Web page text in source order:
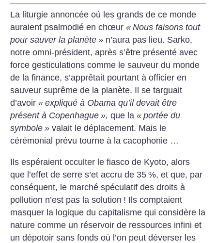
La liturgie annoncée où les grands de ce monde
auraient psalmodié en chœur« Nous faisons tout
pour sauver la planète » n’aura pas lieu. Sarko,
notre omni-président, après s’être présenté avec
force gesticulations comme le sauveur du monde
de la finance, s’apprêtait pourtant à officier en
sauveur suprême de la planète. Il se targuait
d’avoir« expliqué à Obama qu’il devait être
présent à Copenhague », que la « portée du
symbole » valait le déplacement. Mais le
cérémonial prévu tourne à la cacophonie …
Ils espéraient occulter le fiasco de Kyoto, alors
que l’effet de serre s’et accru de 35 %, et que, par
conséquent, le marché spéculatif des droits à
pollution n’est pas la solution ! Ils comptaient
masquer la logique du capitalisme qui considère la
nature comme un réservoir de ressources infini et
un dépotoir sans fonds où l’on peut déverser les